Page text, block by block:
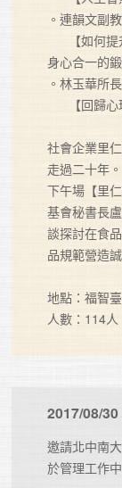
。連韻文副
身心合一的鍛
。林玉華所
社會企業里
走過二十年。
下午場【里
基會秘書長
談探討在食
品規範營造
地點：福智
人數：114人
2017/08/
邀請北中南
於管理工作中